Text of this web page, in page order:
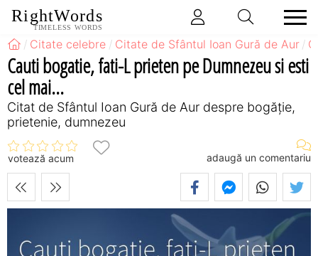
RightWords
TIMELESS WORDS
Citate celebre Citate de Sfântul Ioan Gură de Aur
Cauti bogatie, fati-L prieten pe Dumnezeu si esti
cel mai...
Citat de Sfântul Ioan Gură de Aur despre bogăție,
prietenie, dumnezeu
votează acum adaugă un comentariu